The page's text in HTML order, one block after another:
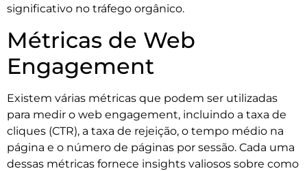
significativo no tráfego orgânico.
Métricas de Web
Engagement
Existem várias métricas que podem ser utilizadas
para medir o web engagement, incluindo a taxa de
cliques (CTR), a taxa de rejeição, o tempo médio na
página e o número de páginas por sessão. Cada uma
dessas métricas fornece insights valiosos sobre como